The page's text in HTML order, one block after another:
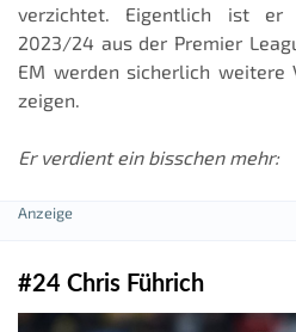
verzichtet. Eigentlich ist
2023/24 aus der Premier
EM werden sicherlich weitere
zeigen.
Er verdient ein bisschen mehr:
#24 Chris Führich